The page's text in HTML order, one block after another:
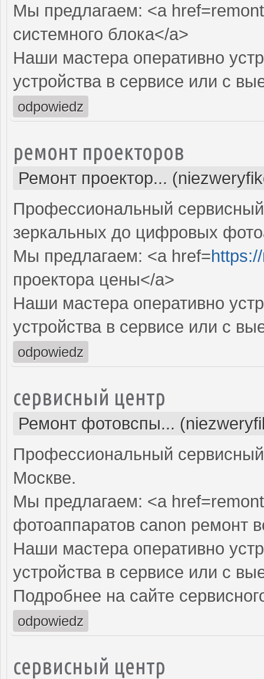
Мы предлагаем: <a
системного блока</a>
Наши мастера оперативно
устройства в сервисе или с
odpowiedz
ремонт проекторов
Ремонт проектор...
Профессиональный
зеркальных до цифровых
Мы предлагаем: <a href=
проектора цены</a>
Наши мастера оперативно
устройства в сервисе или с
odpowiedz
сервисный центр
Ремонт фотовспы...
Профессиональный
Москве.
Мы предлагаем: <a
фотоаппаратов canon ремонт
Наши мастера оперативно
устройства в сервисе или с
Подробнее на сайте
odpowiedz
сервисный центр